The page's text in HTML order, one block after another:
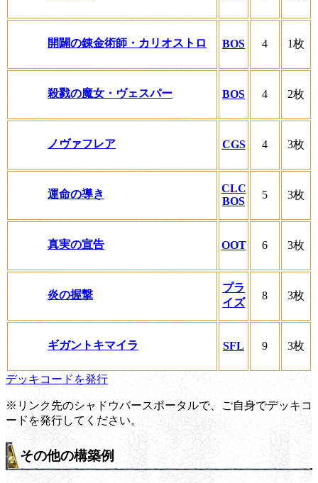
開闢の錬金術師・カリオストロ BOS 4 1枚
殺戮の魔女・ヴェスパー BOS 4 2枚
ノヴァフレア CGS 4 3枚
運命の導き
CLC
BOS
5 3枚
真実の宣告 OOT 6 3枚
炎の握撃
プラ
イズ
8 3枚
ギガントキマイラ SFL 9 3枚
デッキコードを発行
※リンク先のシャドウバースポータルで、ご自身でデッキコ
ードを発行してください。
その他の構築例